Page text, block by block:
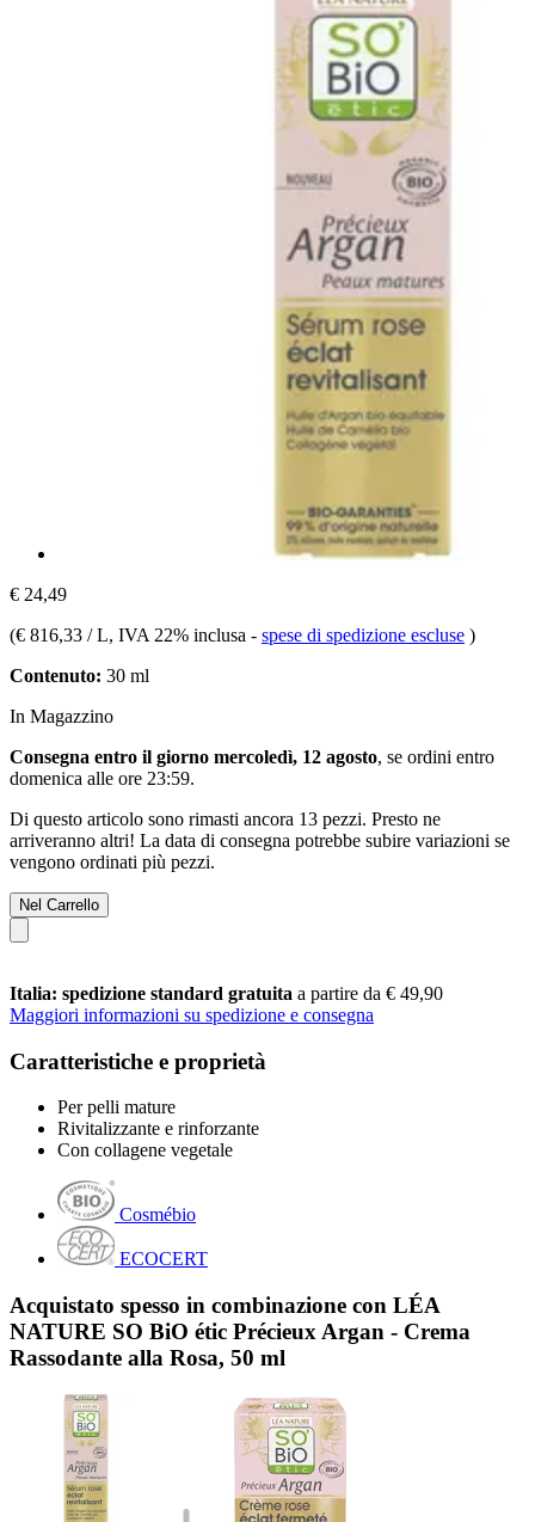
€ 24,49
(€ 816,33 / L, IVA 22% inclusa - spese di spedizione escluse )
Contenuto: 30 ml
In Magazzino
Consegna entro il giorno mercoledì, 12 agosto, se ordini entro
domenica alle ore 23:59.
Di questo articolo sono rimasti ancora 13 pezzi. Presto ne
arriveranno altri! La data di consegna potrebbe subire variazioni se
vengono ordinati più pezzi.
Nel Carrello
Italia: spedizione standard gratuita a partire da € 49,90
Maggiori informazioni su spedizione e consegna
Caratteristiche e proprietà
Per pelli mature
Rivitalizzante e rinforzante
Con collagene vegetale
Cosmébio
ECOCERT
Acquistato spesso in combinazione con LÉA
NATURE SO BiO étic Précieux Argan - Crema
Rassodante alla Rosa, 50 ml